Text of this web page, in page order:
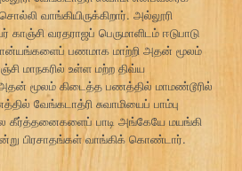
வாங்கியிருக்கிறார். அல்லூரி
வரதராஜப் பெருமாளிடம் ஈடுபாடு
பணமாக மாற்றி அதன் மூலம்
மாநகரில் உள்ள மற்ற திவ்ய
மூலம் கிடைத்த பணத்தில் மாமண்டூரில்
வேங்கடாத்ரி சுவாமியைப் பாம்பு
கீர்த்தனைகளைப் பாடி அங்கேயே மயங்கி
பிரசாதங்கள் வாங்கிக் கொண்டார்.